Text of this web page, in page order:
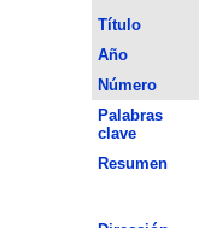
Título
Año
Número
Palabras
clave
Resumen